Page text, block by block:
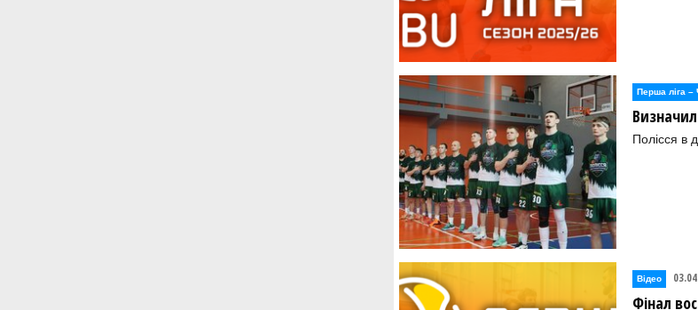
Перша лiга –
Полісся в
Відео
Фінал